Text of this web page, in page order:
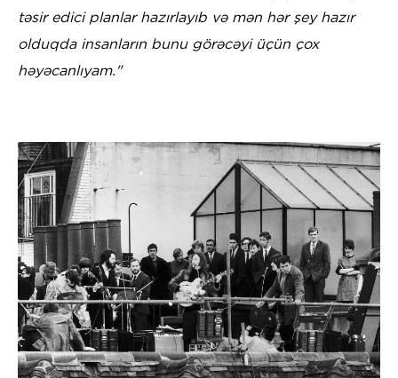
təsir edici planlar hazırlayıb və mən hər şey hazır
olduqda insanların bunu görəcəyi üçün çox
həyəcanlıyam."